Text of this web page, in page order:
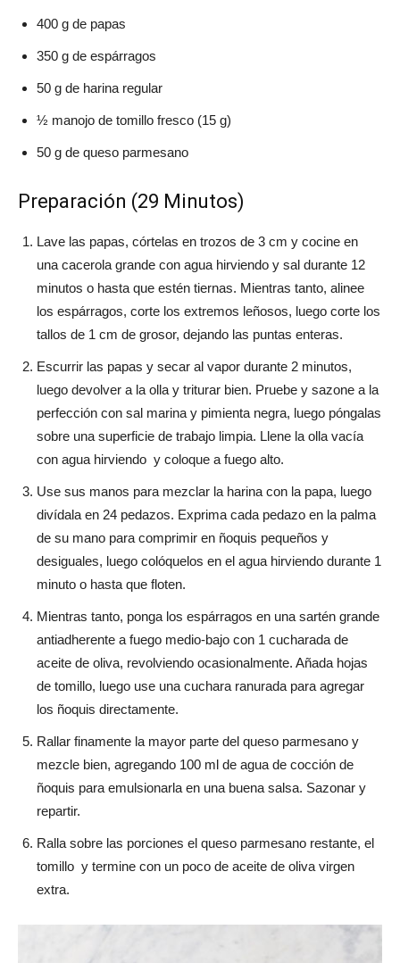
400 g de papas
350 g de espárragos
50 g de harina regular
½ manojo de tomillo fresco (15 g)
50 g de queso parmesano
Preparación (29 Minutos)
Lave las papas, córtelas en trozos de 3 cm y cocine en
una cacerola grande con agua hirviendo y sal durante 12
minutos o hasta que estén tiernas. Mientras tanto, alinee
los espárragos, corte los extremos leñosos, luego corte los
tallos de 1 cm de grosor, dejando las puntas enteras.
Escurrir las papas y secar al vapor durante 2 minutos,
luego devolver a la olla y triturar bien. Pruebe y sazone a la
perfección con sal marina y pimienta negra, luego póngalas
sobre una superficie de trabajo limpia. Llene la olla vacía
con agua hirviendo y coloque a fuego alto.
Use sus manos para mezclar la harina con la papa, luego
divídala en 24 pedazos. Exprima cada pedazo en la palma
de su mano para comprimir en ñoquis pequeños y
desiguales, luego colóquelos en el agua hirviendo durante 1
minuto o hasta que floten.
Mientras tanto, ponga los espárragos en una sartén grande
antiadherente a fuego medio-bajo con 1 cucharada de
aceite de oliva, revolviendo ocasionalmente. Añada hojas
de tomillo, luego use una cuchara ranurada para agregar
los ñoquis directamente.
Rallar finamente la mayor parte del queso parmesano y
mezcle bien, agregando 100 ml de agua de cocción de
ñoquis para emulsionarla en una buena salsa. Sazonar y
repartir.
Ralla sobre las porciones el queso parmesano restante, el
tomillo y termine con un poco de aceite de oliva virgen
extra.